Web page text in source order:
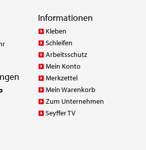
Informationen
Kleben
Schleifen
Arbeitsschutz
Mein Konto
Merkzettel
Mein Warenkorb
Zum Unternehmen
Seyffer TV